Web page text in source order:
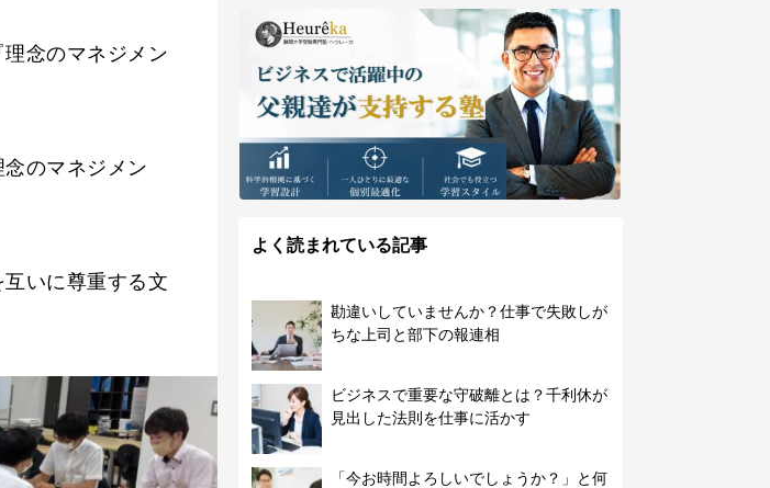
念のマネジメン
のマネジメン
互いに尊重する文
よく読まれている記事
勘違いしていませんか？仕事で失敗しが
ちな上司と部下の報連相
ビジネスで重要な守破離とは？千利休が
見出した法則を仕事に活かす
「今お時間よろしいでしょうか？」と何